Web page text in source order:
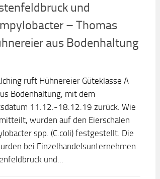
und
– Thomas
aus Bodenhaltung
ruft Hühnereier Güteklasse A
Bodenhaltung, mit dem
11.12.-18.12.19 zurück. Wie
wurden auf den Eierschalen
spp. (C.coli) festgestellt. Die
bei Einzelhandelsunternehmen
und...